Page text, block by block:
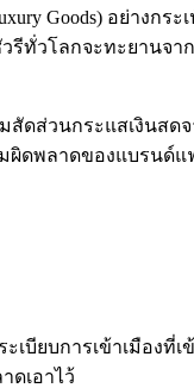
Goods) อย่างกระ
ทั่วโลกจะทะยานจาก
สัดส่วนกระแสเงินสด
ผิดพลาดของแบรนด์แ
บียบการเข้าเมืองที่
ดเอาไว้